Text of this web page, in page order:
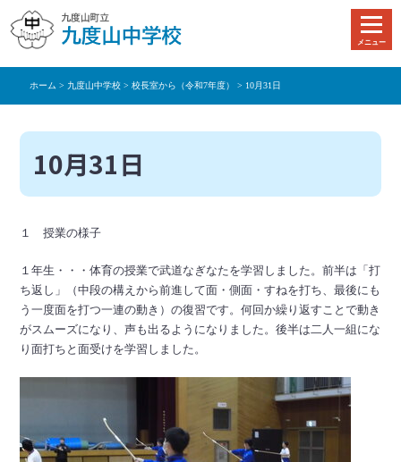
文
移
メニュー
ホーム > 九度山中学校 >校長室から（令和7年度） > 10月31日
10月31日
１ 授業の様子
１年生・・・体育の授業で武道なぎなたを学習しました。前半は「打
ち返し」（中段の構えから前進して面・側面・すねを打ち、最後にも
う一度面を打つ一連の動き）の復習です。何回か繰り返すことで動き
がスムーズになり、声も出るようになりました。後半は二人一組にな
り面打ちと面受けを学習しました。